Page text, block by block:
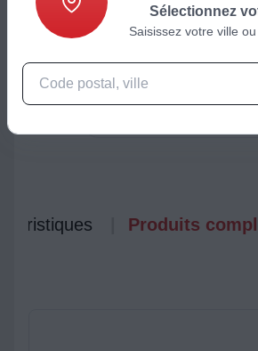
Fonctionnalités
surveiller la préparation
Produits
Sélectionnez
Saisissez votre ville